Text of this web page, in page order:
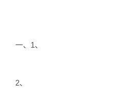
一、1、
2、